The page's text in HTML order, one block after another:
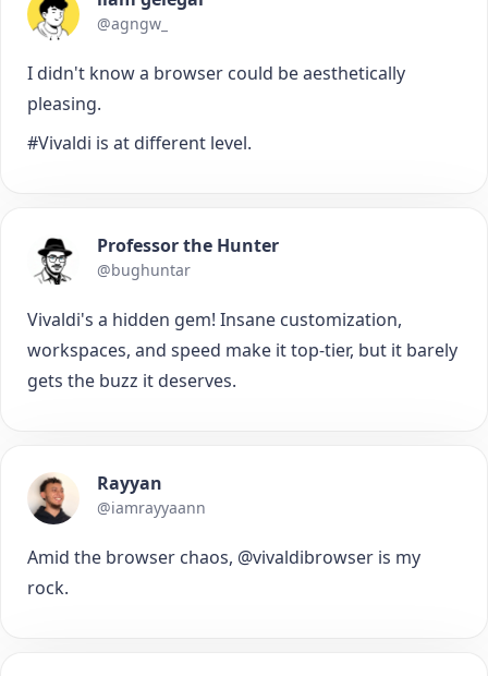
@agngw_
I didn't know a browser could be aesthetically
pleasing.
#Vivaldi is at different level.
Professor the Hunter
@bughuntar
Vivaldi's a hidden gem! Insane customization,
workspaces, and speed make it top-tier, but it barely
gets the buzz it deserves.
Rayyan
@iamrayyaann
Amid the browser chaos, @vivaldibrowser is my
rock.